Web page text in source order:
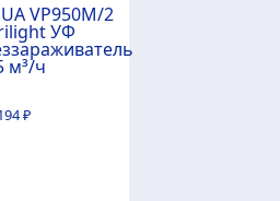
VP950M/2
УФ
м³/ч
₽